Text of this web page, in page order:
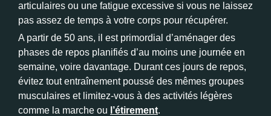
articulaires ou une fatigue excessive si vous ne laissez
pas assez de temps à votre corps pour récupérer.
A partir de 50 ans, il est primordial d’aménager des
phases de repos planifiés d’au moins une journée en
semaine, voire davantage. Durant ces jours de repos,
évitez tout entraînement poussé des mêmes groupes
musculaires et limitez-vous à des activités légères
comme la marche ou l’étirement.